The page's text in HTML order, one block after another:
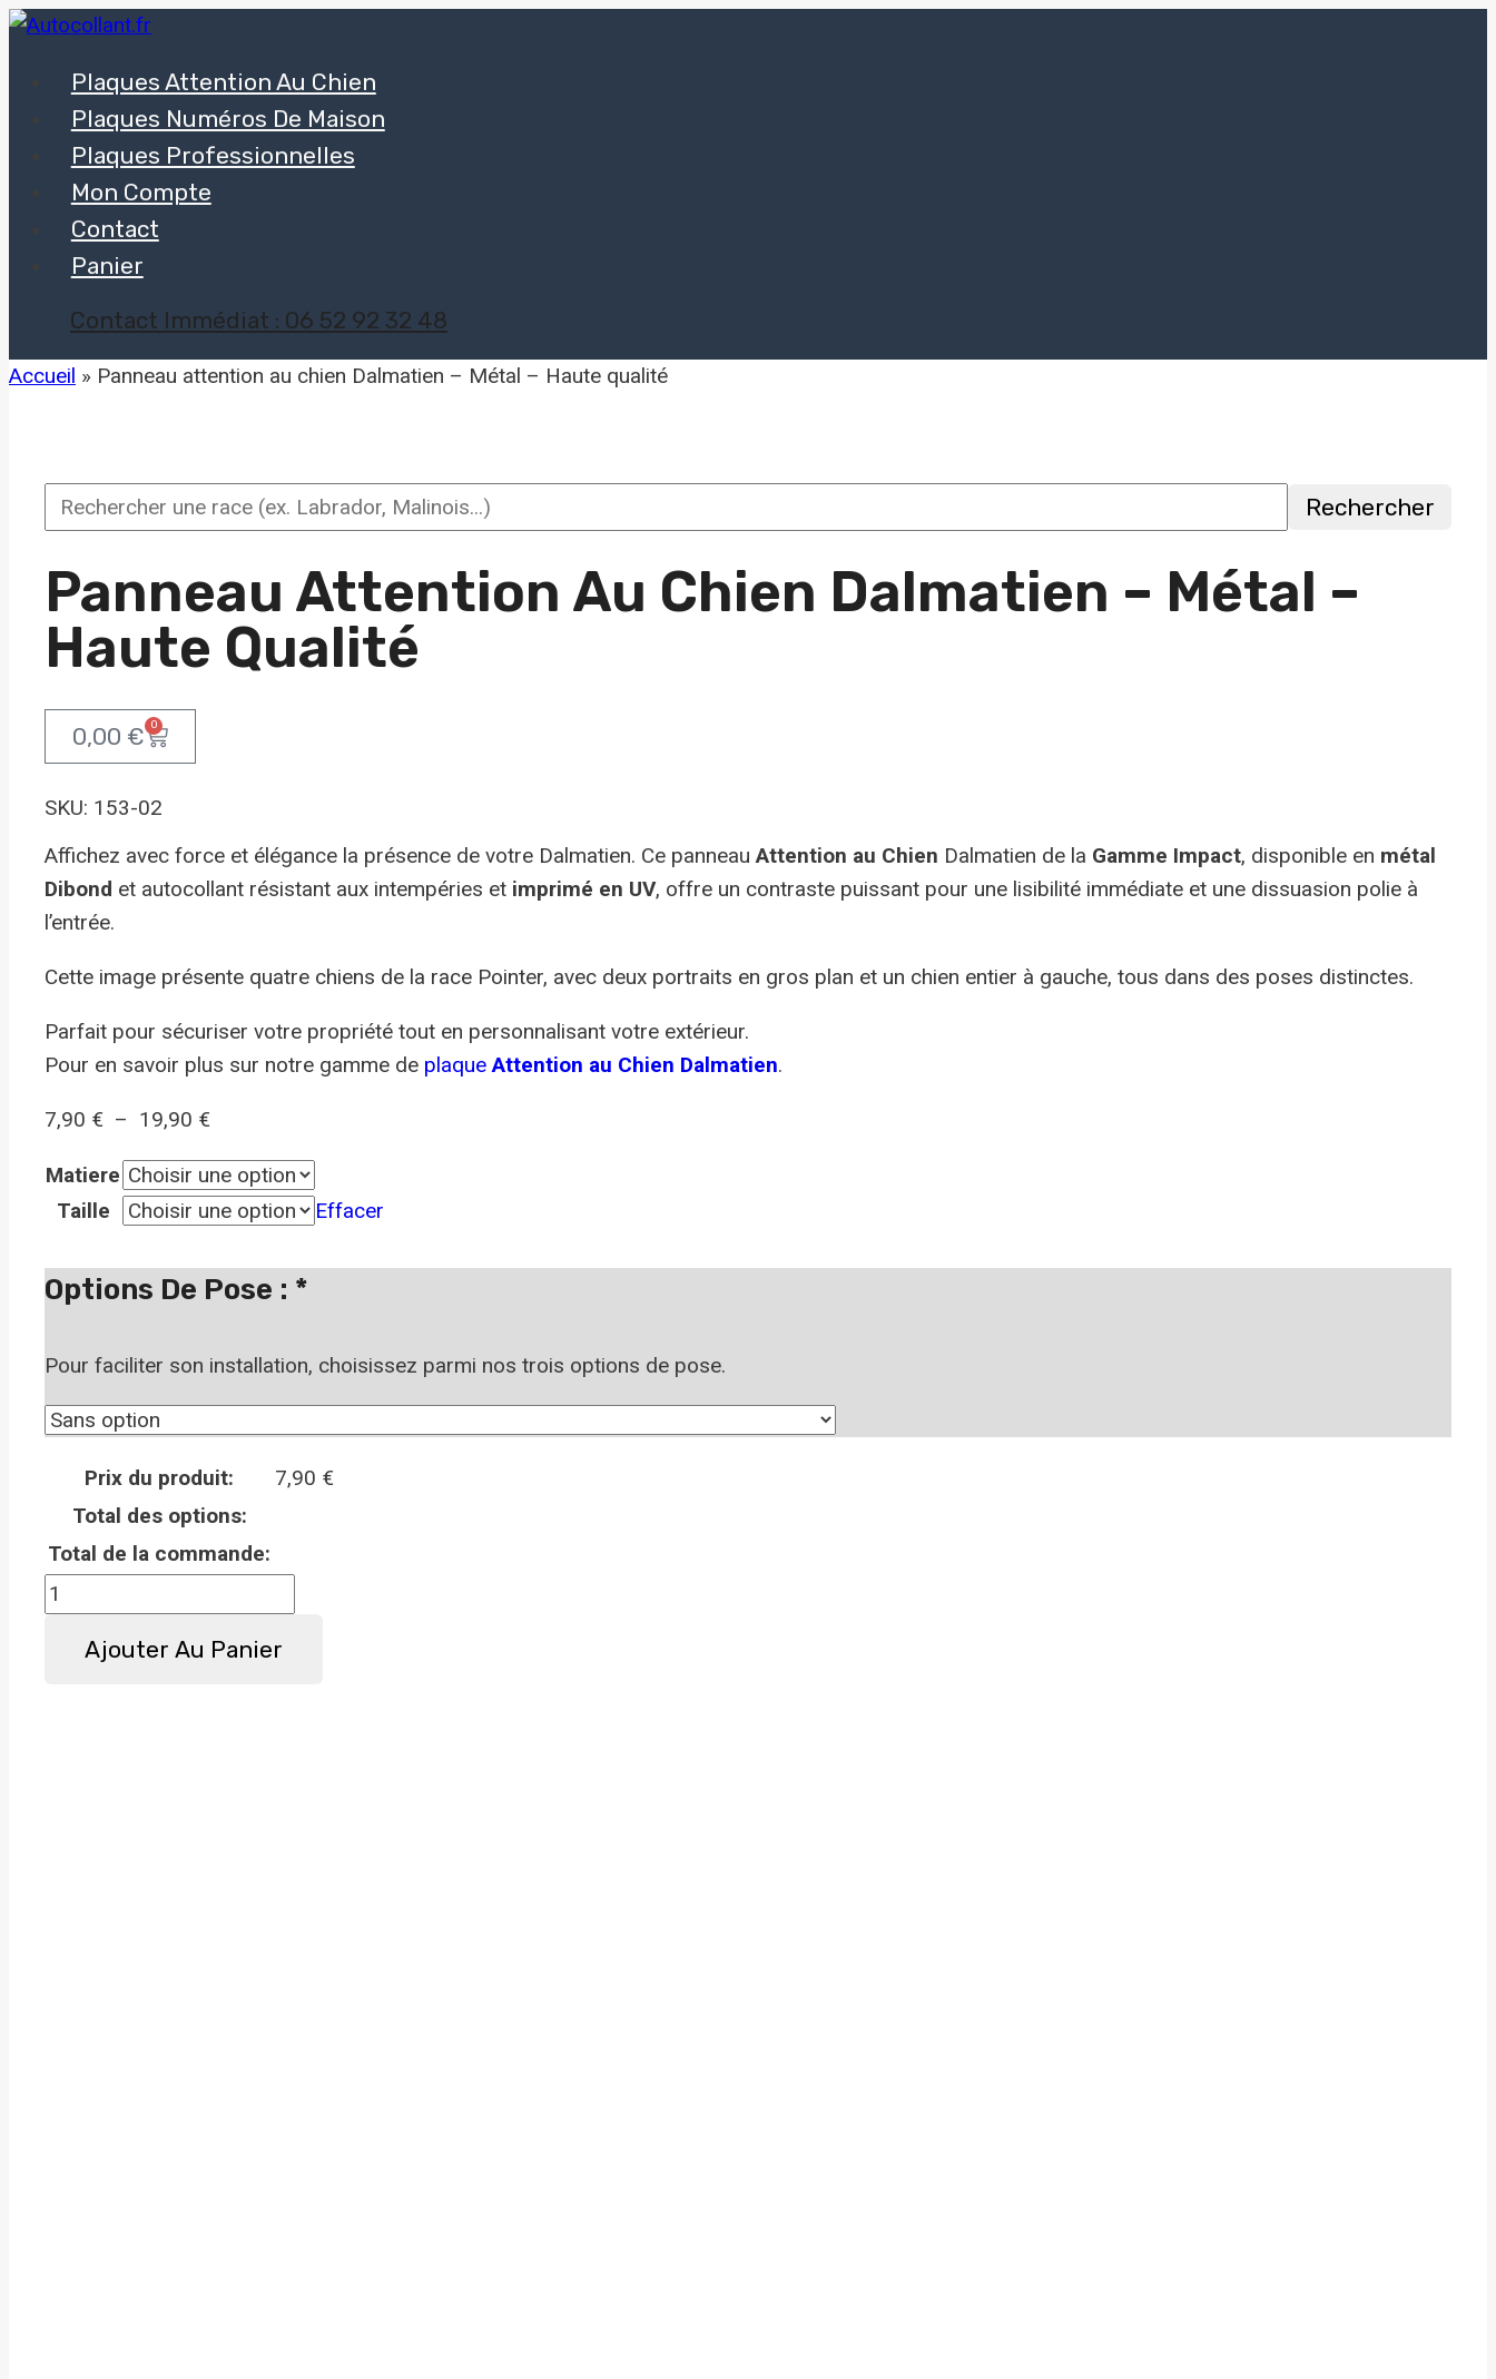
Plaques Attention Au Chien
Plaques Numéros De Maison
Plaques Professionnelles
Mon Compte
Contact
Panier
Contact Immédiat : 06 52 92 32 48
Accueil » Panneau attention au chien Dalmatien – Métal – Haute qualité
Rechercher
Panneau Attention Au Chien Dalmatien – Métal –
Haute Qualité
0,00 € 0
SKU: 153-02
Affichez avec force et élégance la présence de votre Dalmatien. Ce panneauAttention au Chien Dalmatien de la Gamme Impact, disponible en métal
Dibond et autocollant résistant aux intempéries et imprimé en UV, offre un contraste puissant pour une lisibilité immédiate et une dissuasion polie à
l’entrée.
Cette image présente quatre chiens de la race Pointer, avec deux portraits en gros plan et un chien entier à gauche, tous dans des poses distinctes.
Parfait pour sécuriser votre propriété tout en personnalisant votre extérieur.
Pour en savoir plus sur notre gamme de plaqueAttention au Chien Dalmatien.
7,90 € – 19,90 €
Matiere
Taille
Effacer
Options De Pose : *
Pour faciliter son installation, choisissez parmi nos trois options de pose.
Prix du produit: 7,90 €
Total des options:
Total de la commande:
Ajouter Au Panier